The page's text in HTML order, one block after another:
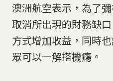
澳洲航空表示，為了
取消所出現的財務缺
方式增加收益，同時
眾可以一解搭機癮。